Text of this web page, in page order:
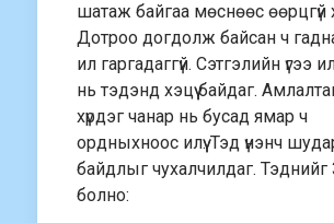
шатаж байгаа мөснөөс өөрцгүй
Дотроо догдолж байсан ч
ил гаргадаггүй. Сэтгэлийн үгээ
нь тэдэнд хэцүү байдаг.
хүрдэг чанар нь бусад ямар ч
ордныхноос илүү. Тэд үнэнч
байдлыг чухалчилдаг.
болно: